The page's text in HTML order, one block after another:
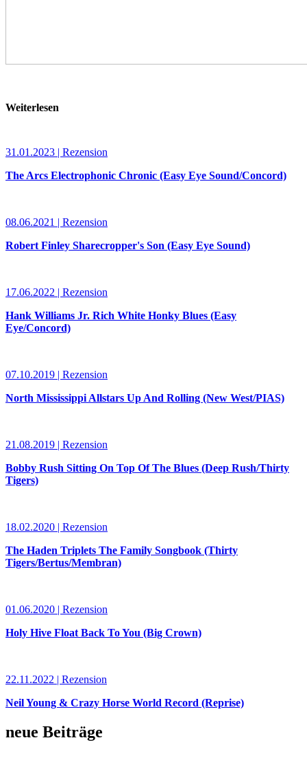
Weiterlesen
31.01.2023 | Rezension
The Arcs Electrophonic Chronic (Easy Eye Sound/Concord)
08.06.2021 | Rezension
Robert Finley Sharecropper's Son (Easy Eye Sound)
17.06.2022 | Rezension
Hank Williams Jr. Rich White Honky Blues (Easy
Eye/Concord)
07.10.2019 | Rezension
North Mississippi Allstars Up And Rolling (New West/PIAS)
21.08.2019 | Rezension
Bobby Rush Sitting On Top Of The Blues (Deep Rush/Thirty
Tigers)
18.02.2020 | Rezension
The Haden Triplets The Family Songbook (Thirty
Tigers/Bertus/Membran)
01.06.2020 | Rezension
Holy Hive Float Back To You (Big Crown)
22.11.2022 | Rezension
Neil Young & Crazy Horse World Record (Reprise)
neue Beiträge